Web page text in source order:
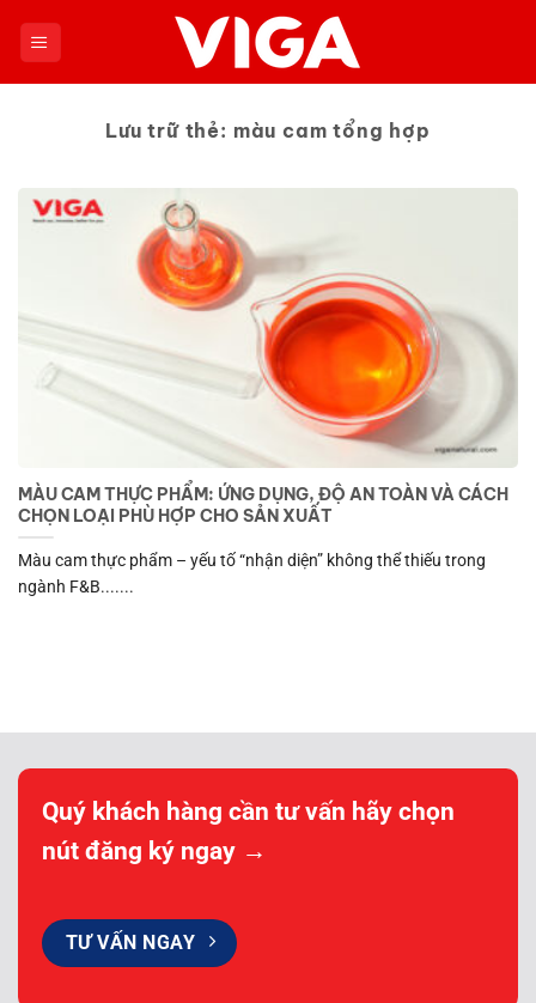
Lưu trữ thẻ: màu cam tổng hợp
MÀU CAM THỰC PHẨM: ỨNG DỤNG, ĐỘ AN TOÀN VÀ CÁCH
CHỌN LOẠI PHÙ HỢP CHO SẢN XUẤT
Màu cam thực phẩm – yếu tố “nhận diện” không thể thiếu trong
ngành F&B.......
Quý khách hàng cần tư vấn hãy chọn
nút đăng ký ngay →
TƯ VẤN NGAY